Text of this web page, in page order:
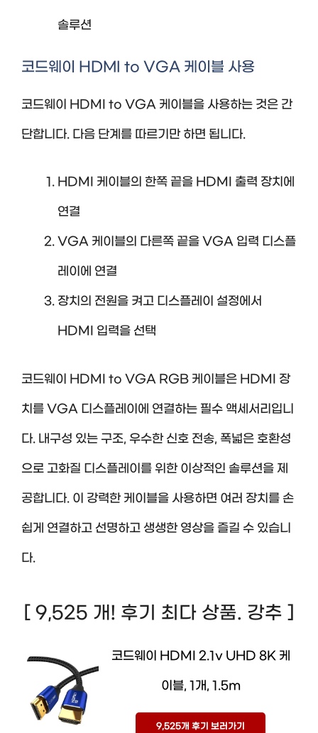
솔루션
코드웨이 HDMI to VGA 케이블 사용
코드웨이 HDMI to VGA 케이블을 사용하는 것은 간
단합니다. 다음 단계를 따르기만 하면 됩니다.
HDMI 케이블의 한쪽 끝을 HDMI 출력 장치에
연결
VGA 케이블의 다른쪽 끝을 VGA 입력 디스플
레이에 연결
장치의 전원을 켜고 디스플레이 설정에서
HDMI 입력을 선택
코드웨이 HDMI to VGA RGB 케이블은 HDMI 장
치를 VGA 디스플레이에 연결하는 필수 액세서리입니
다. 내구성 있는 구조, 우수한 신호 전송, 폭넓은 호환성
으로 고화질 디스플레이를 위한 이상적인 솔루션을 제
공합니다. 이 강력한 케이블을 사용하면 여러 장치를 손
쉽게 연결하고 선명하고 생생한 영상을 즐길 수 있습니
다.
[ 9,525 개! 후기 최다 상품. 강추 ]
코드웨이 HDMI 2.1v UHD 8K 케
이블, 1개, 1.5m
9,525개 후기 보러가기